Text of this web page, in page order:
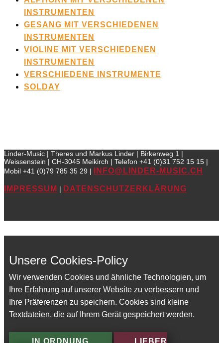
INSTRUMENTEN
GESANG MIT VERSCHIEDENEN
INSTRUMENTEN
VIOLINE MIT VERSCHIEDENEN
INSTRUMENTEN
VERSCHIEDENE INSTRUMENTE
SOLDAY
Linder-Music | Theres und Markus Linder | Birkenweg 1 |
Weissenstein | CH-3045 Meikirch | Telefon +41 (0)31 752 15 15 |
Mobil +41 (0)79 785 35 29 |
INFO@LINDER-MUSIC.CH
IMPRESSUM | DATENSCHUTZERKLÄRUNG
Unsere Cookies-Policy
Wir verwenden Cookies und ähnliche Technologien, um
Ihre Erfahrung auf unserer Website zu verbessern und
Ihre Präferenzen zu speichern. Cookies sind kleine
Textdateien, die auf Ihrem Gerät gespeichert werden.